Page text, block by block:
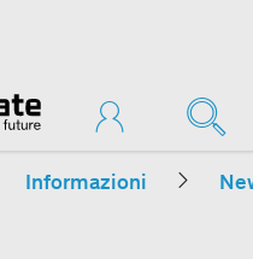
Informazioni